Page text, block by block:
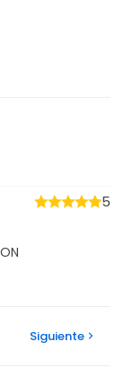
5
Siguiente